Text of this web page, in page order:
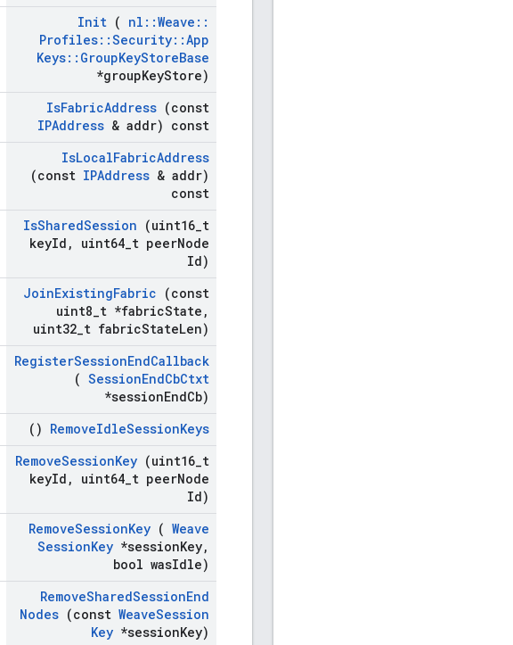
Init ( nl ::Weave ::
Profiles::Security::App
Keys:: GroupKeyStoreBase
*groupKeyStore)
IsFabricAddress (const
IPAddress & addr) const
IsLocalFabricAddress
(const IPAddress & addr)
const
IsSharedSession (uint16 t
keyId , uint64 t peerNode
Id)
JoinExistingFabric (const
uint8 t *fabricState ,
uint32 t fabricStateLen)
RegisterSessionEndCallback
( SessionEndCbCtxt
*sessionEndCb)
RemoveIdleSessionKeys
()
RemoveSessionKey (uint16 t
keyId , uint64 t peerNode
Id)
RemoveSessionKey ( Weave
SessionKey *sessionKey,
bool wasIdle)
RemoveSharedSessionEnd
Nodes (const WeaveSession
Key *sessionKey)